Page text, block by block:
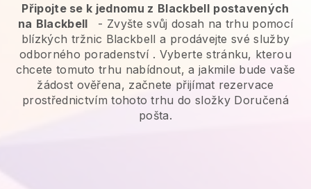
Připojte se k jednomu z Blackbell postavených
na Blackbell - Zvyšte svůj dosah na trhu pomocí
blízkých tržnic Blackbell a prodávejte své služby
odborného poradenství. Vyberte stránku, kterou
chcete tomuto trhu nabídnout, a jakmile bude vaše
žádost ověřena, začnete přijímat rezervace
prostřednictvím tohoto trhu do složky Doručená
pošta.